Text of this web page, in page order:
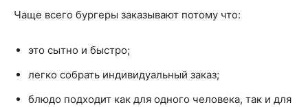
Чаще всего бургеры заказывают потому что:
это сытно и быстро;
легко собрать индивидуальный заказ;
блюдо подходит как для одного человека, так и для